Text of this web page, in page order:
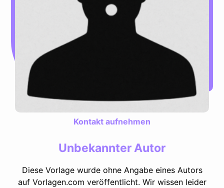
Kontakt aufnehmen
Unbekannter Autor
Diese Vorlage wurde ohne Angabe eines Autors
auf Vorlagen.com veröffentlicht. Wir wissen leider